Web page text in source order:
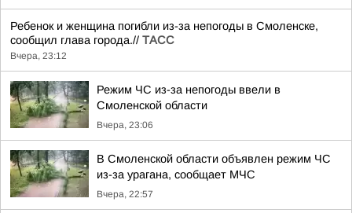
Ребенок и женщина погибли из-за непогоды в Смоленске,
сообщил глава города.// ТАСС
Вчера, 23:12
Режим ЧС из-за непогоды ввели в
Смоленской области
Вчера, 23:06
В Смоленской области объявлен режим ЧС
из-за урагана, сообщает МЧС
Вчера, 22:57